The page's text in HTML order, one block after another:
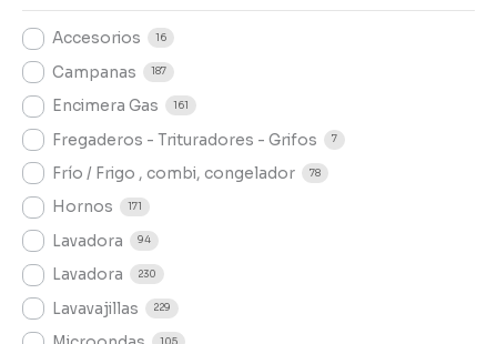
Accesorios 16
Campanas 187
Encimera Gas 161
Fregaderos - Trituradores - Grifos 7
Frío / Frigo , combi, congelador 78
Hornos 171
Lavadora 94
Lavadora 230
Lavavajillas 229
105